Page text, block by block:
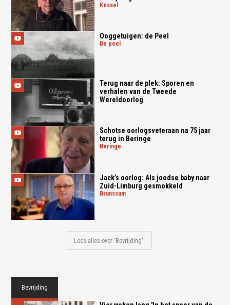
kessel
Ooggetuigen: de Peel
de peel
Terug naar de plek: Sporen en
verhalen van de Tweede
Wereldoorlog
Schotse oorlogsveteraan na 75 jaar
terug in Beringe
beringe
Jack’s oorlog: Als joodse baby naar
Zuid-Limburg gesmokkeld
brunssum
Lees alles over 'Bevrijding'
Bevrijding